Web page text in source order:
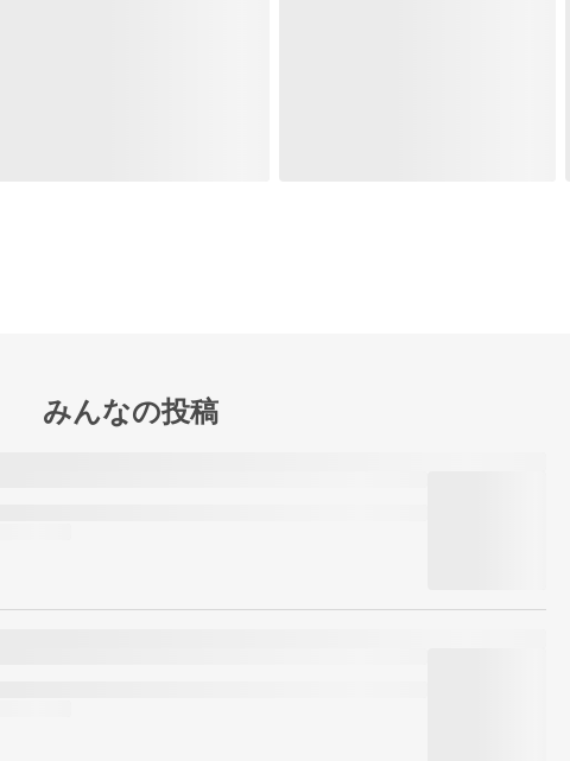
みんなの投稿